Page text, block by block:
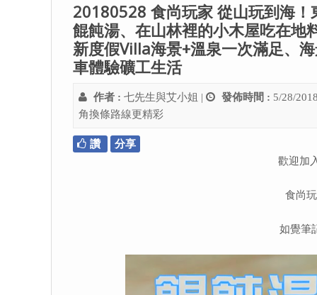
20180528 食尚玩家 從山玩到海
餛飩湯、在山林裡的小木屋吃在地
新度假Villa海景+溫泉一次滿足、
車體驗礦工生活
作者 : 七先生與艾小姐 | 發佈時間 : 5/28/
角換條路線更精彩
讚
分享
歡迎加
食尚
如覺筆